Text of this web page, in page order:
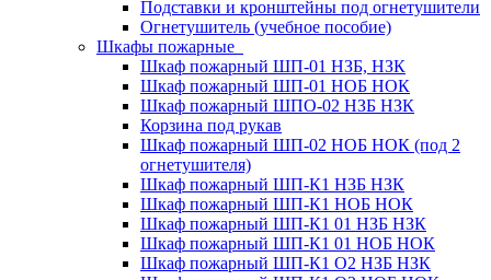
Подставки и кронштейны под огнетушители
Огнетушитель (учебное пособие)
Шкафы пожарные
Шкаф пожарный ШП-01 НЗБ, НЗК
Шкаф пожарный ШП-01 НОБ НОК
Шкаф пожарный ШПО-02 НЗБ НЗК
Корзина под рукав
Шкаф пожарный ШП-02 НОБ НОК (под 2
огнетушителя)
Шкаф пожарный ШП-К1 НЗБ НЗК
Шкаф пожарный ШП-К1 НОБ НОК
Шкаф пожарный ШП-К1 01 НЗБ НЗК
Шкаф пожарный ШП-К1 01 НОБ НОК
Шкаф пожарный ШП-К1 О2 НЗБ НЗК